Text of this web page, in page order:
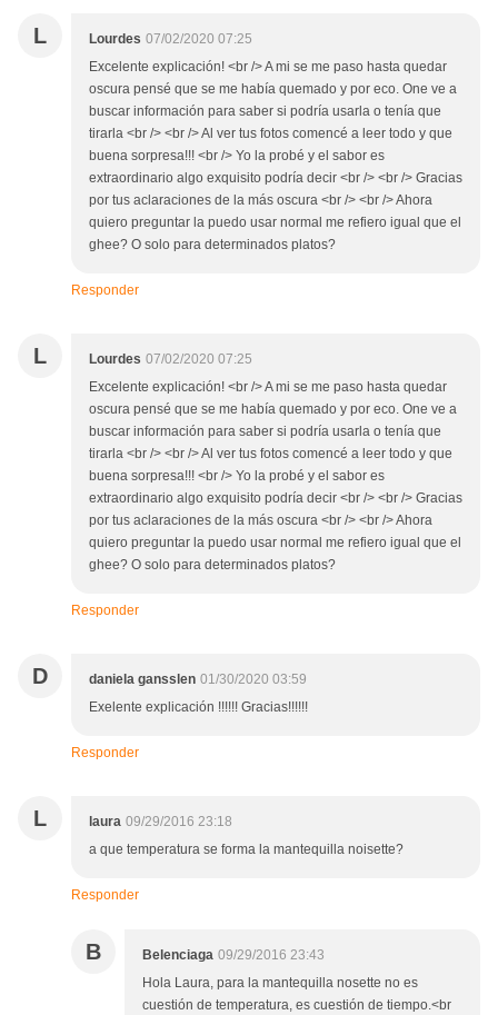
L Lourdes 07/02/2020 07:25
Excelente explicación! <br /> A mi se me paso hasta quedar
oscura pensé que se me había quemado y por eco. One ve a
buscar información para saber si podría usarla o tenía que
tirarla <br /> <br /> Al ver tus fotos comencé a leer todo y que
buena sorpresa!!! <br /> Yo la probé y el sabor es
extraordinario algo exquisito podría decir <br /> <br /> Gracias
por tus aclaraciones de la más oscura <br /> <br /> Ahora
quiero preguntar la puedo usar normal me refiero igual que el
ghee? O solo para determinados platos?
Responder
L Lourdes 07/02/2020 07:25
Excelente explicación! <br /> A mi se me paso hasta quedar
oscura pensé que se me había quemado y por eco. One ve a
buscar información para saber si podría usarla o tenía que
tirarla <br /> <br /> Al ver tus fotos comencé a leer todo y que
buena sorpresa!!! <br /> Yo la probé y el sabor es
extraordinario algo exquisito podría decir <br /> <br /> Gracias
por tus aclaraciones de la más oscura <br /> <br /> Ahora
quiero preguntar la puedo usar normal me refiero igual que el
ghee? O solo para determinados platos?
Responder
D daniela gansslen 01/30/2020 03:59
Exelente explicación !!!!!! Gracias!!!!!!
Responder
L laura 09/29/2016 23:18
a que temperatura se forma la mantequilla noisette?
Responder
B Belenciaga 09/29/2016 23:43
Hola Laura, para la mantequilla nosette no es
cuestión de temperatura, es cuestión de tiempo.<br